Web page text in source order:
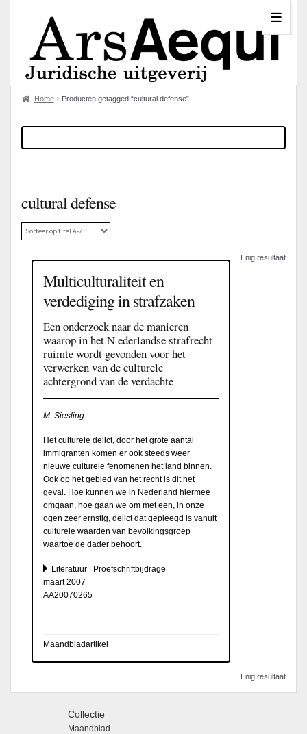
Home Producten getagged “cultural defense”
cultural defense
Enig resultaat
Multiculturaliteit en
verdediging in strafzaken
Een onderzoek naar de manieren
waarop in het N ederlandse strafrecht
ruimte wordt gevonden voor het
verwerken van de culturele
achtergrond van de verdachte
M. Siesling
Het culturele delict, door het grote aantal
immigranten komen er ook steeds weer
nieuwe culturele fenomenen het land binnen.
Ook op het gebied van het recht is dit het
geval. Hoe kunnen we in Nederland hiermee
omgaan, hoe gaan we om met een, in onze
ogen zeer ernstig, delict dat gepleegd is vanuit
culturele waarden van bevolkingsgroep
waartoe de dader behoort.
Literatuur | Proefschriftbijdrage
maart 2007
AA20070265
Maandbladartikel
Enig resultaat
Collectie
Maandblad